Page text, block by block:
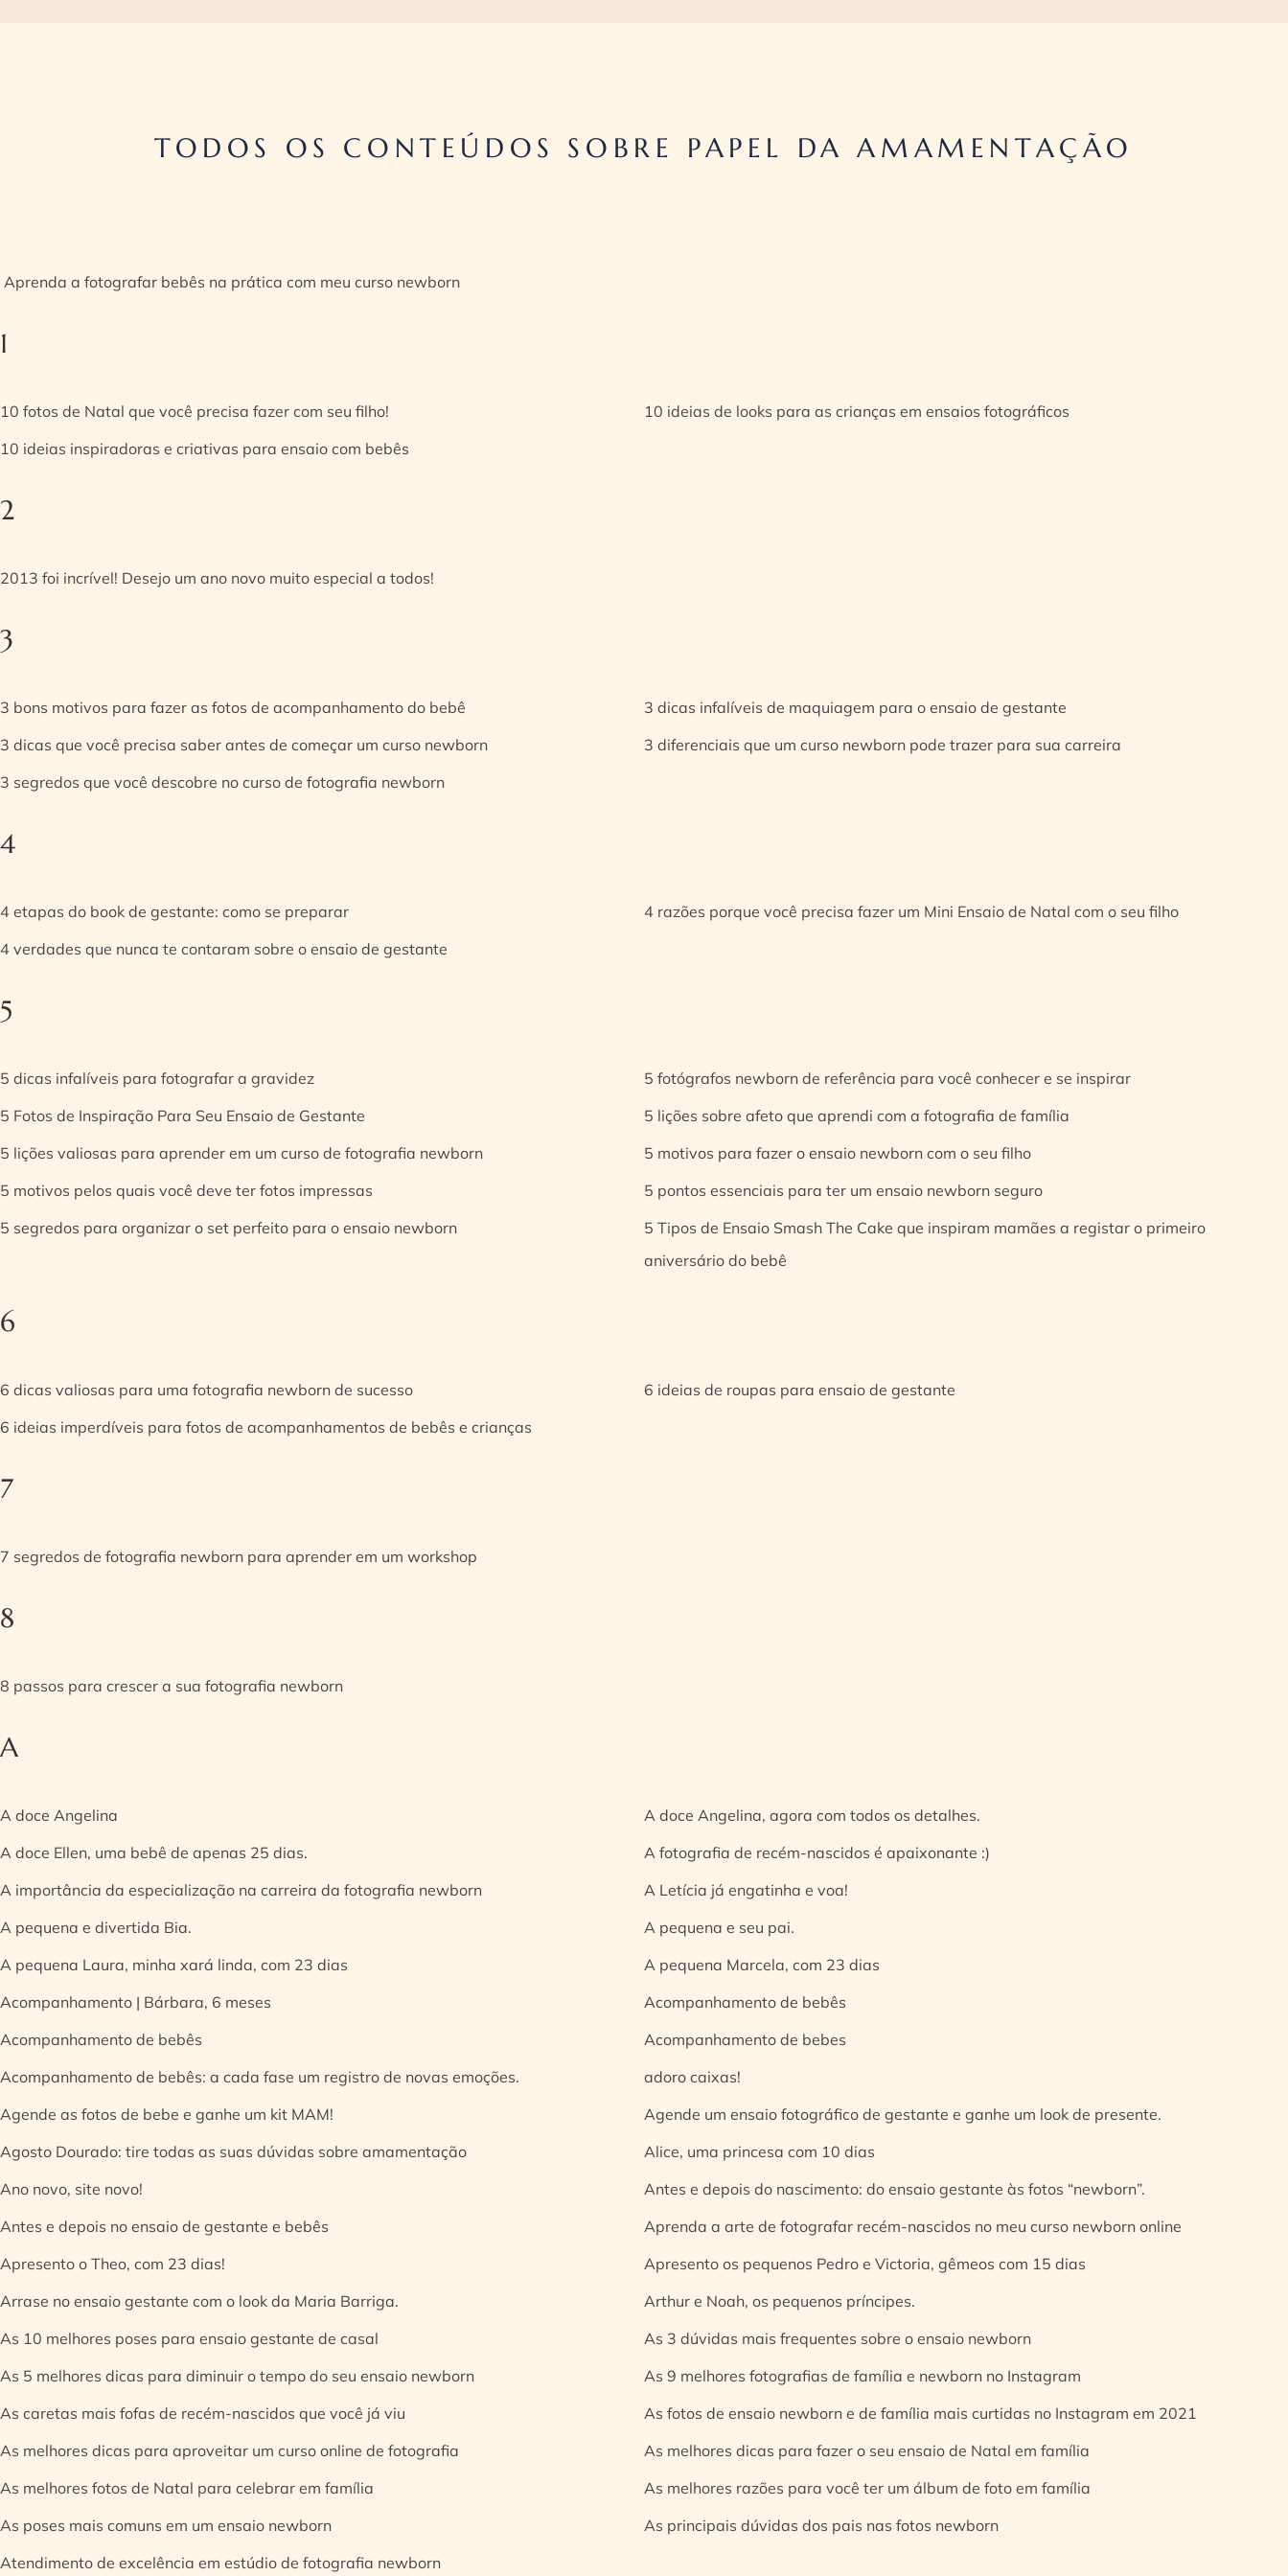
TODOS OS CONTEÚDOS SOBRE PAPEL DA AMAMENTAÇÃO
Aprenda a fotografar bebês na prática com meu curso newborn
1
10 fotos de Natal que você precisa fazer com seu filho!
10 ideias de looks para as crianças em ensaios fotográficos
10 ideias inspiradoras e criativas para ensaio com bebês
2
2013 foi incrível! Desejo um ano novo muito especial a todos!
3
3 bons motivos para fazer as fotos de acompanhamento do bebê
3 dicas infalíveis de maquiagem para o ensaio de gestante
3 dicas que você precisa saber antes de começar um curso newborn
3 diferenciais que um curso newborn pode trazer para sua carreira
3 segredos que você descobre no curso de fotografia newborn
4
4 etapas do book de gestante: como se preparar
4 razões porque você precisa fazer um Mini Ensaio de Natal com o seu filho
4 verdades que nunca te contaram sobre o ensaio de gestante
5
5 dicas infalíveis para fotografar a gravidez
5 fotógrafos newborn de referência para você conhecer e se inspirar
5 Fotos de Inspiração Para Seu Ensaio de Gestante
5 lições sobre afeto que aprendi com a fotografia de família
5 lições valiosas para aprender em um curso de fotografia newborn
5 motivos para fazer o ensaio newborn com o seu filho
5 motivos pelos quais você deve ter fotos impressas
5 pontos essenciais para ter um ensaio newborn seguro
5 segredos para organizar o set perfeito para o ensaio newborn
5 Tipos de Ensaio Smash The Cake que inspiram mamães a registar o primeiro
aniversário do bebê
6
6 dicas valiosas para uma fotografia newborn de sucesso
6 ideias de roupas para ensaio de gestante
6 ideias imperdíveis para fotos de acompanhamentos de bebês e crianças
7
7 segredos de fotografia newborn para aprender em um workshop
8
8 passos para crescer a sua fotografia newborn
A
A doce Angelina
A doce Angelina, agora com todos os detalhes.
A doce Ellen, uma bebê de apenas 25 dias.
A fotografia de recém-nascidos é apaixonante :)
A importância da especialização na carreira da fotografia newborn
A Letícia já engatinha e voa!
A pequena e divertida Bia.
A pequena e seu pai.
A pequena Laura, minha xará linda, com 23 dias
A pequena Marcela, com 23 dias
Acompanhamento | Bárbara, 6 meses
Acompanhamento de bebês
Acompanhamento de bebês
Acompanhamento de bebes
Acompanhamento de bebês: a cada fase um registro de novas emoções.
adoro caixas!
Agende as fotos de bebe e ganhe um kit MAM!
Agende um ensaio fotográfico de gestante e ganhe um look de presente.
Agosto Dourado: tire todas as suas dúvidas sobre amamentação
Alice, uma princesa com 10 dias
Ano novo, site novo!
Antes e depois do nascimento: do ensaio gestante às fotos “newborn”.
Antes e depois no ensaio de gestante e bebês
Aprenda a arte de fotografar recém-nascidos no meu curso newborn online
Apresento o Theo, com 23 dias!
Apresento os pequenos Pedro e Victoria, gêmeos com 15 dias
Arrase no ensaio gestante com o look da Maria Barriga.
Arthur e Noah, os pequenos príncipes.
As 10 melhores poses para ensaio gestante de casal
As 3 dúvidas mais frequentes sobre o ensaio newborn
As 5 melhores dicas para diminuir o tempo do seu ensaio newborn
As 9 melhores fotografias de família e newborn no Instagram
As caretas mais fofas de recém-nascidos que você já viu
As fotos de ensaio newborn e de família mais curtidas no Instagram em 2021
As melhores dicas para aproveitar um curso online de fotografia
As melhores dicas para fazer o seu ensaio de Natal em família
As melhores fotos de Natal para celebrar em família
As melhores razões para você ter um álbum de foto em família
As poses mais comuns em um ensaio newborn
As principais dúvidas dos pais nas fotos newborn
Atendimento de excelência em estúdio de fotografia newborn